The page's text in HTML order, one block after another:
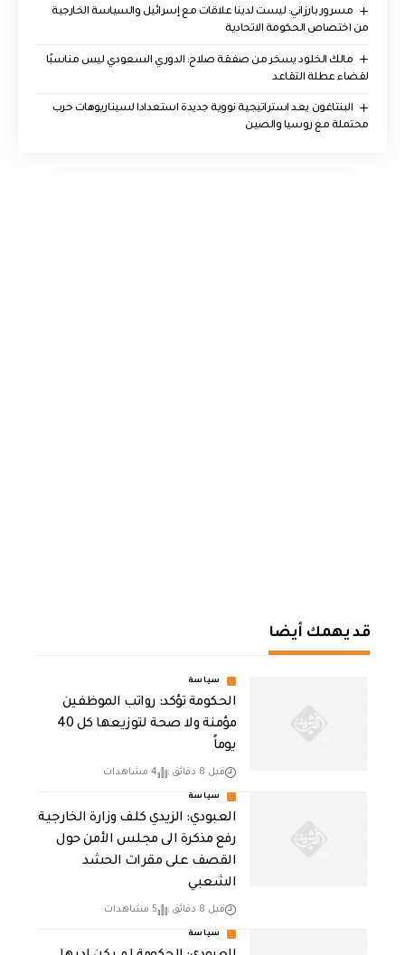
مسرور بارزاني: ليست لدينا علاقات مع إسرائيل والسياسة الخارجية
من اختصاص الحكومة الاتحادية
مالك الخلود يسخر من صفقة صلاح: الدوري السعودي ليس مناسبًا
لقضاء عطلة التقاعد
البنتاغون يعد استراتيجية نووية جديدة استعدادا لسيناريوهات حرب
محتملة مع روسيا والصين
قد يهمك أيضا
سياسة
الحكومة تؤكد: رواتب الموظفين
مؤمنة ولا صحة لتوزيعها كل 40
يوماً
قبل 8 دقائق 4 مشاهدات
سياسة
العبودي: الزيدي كلف وزارة الخارجية
رفع مذكرة الى مجلس الأمن حول
القصف على مقرات الحشد
الشعبي
قبل 8 دقائق 5 مشاهدات
سياسة